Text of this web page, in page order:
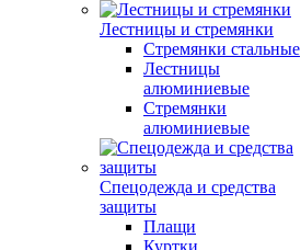
Лестницы и стремянки
Стремянки стальные
Лестницы
алюминиевые
Стремянки
алюминиевые
Спецодежда и средства
защиты
Плащи
Куртки